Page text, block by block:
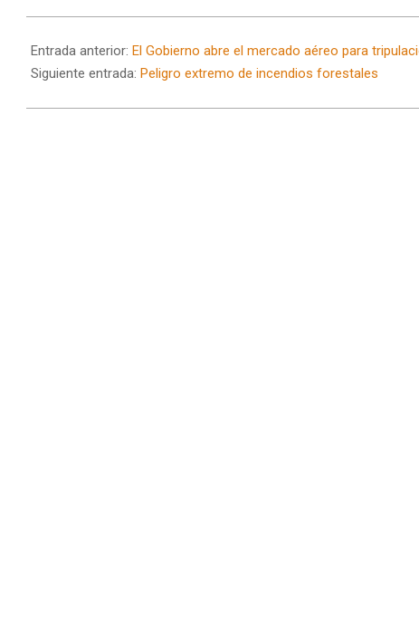
09-
23
Entrada anterior: El Gobierno abre el mercado aéreo para
Siguiente entrada: Peligro extremo de incendios forestales